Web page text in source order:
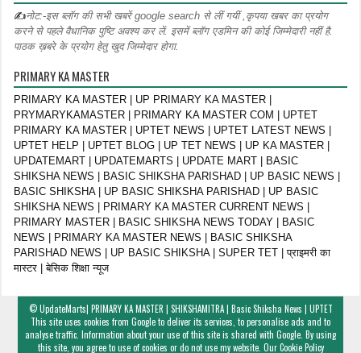
✍नोट:-इस ब्लॉग की सभी खबरें google search से लीं गयीं ,कृपया खबर का प्रयोग
करने से पहले वैधानिक पुष्टि अवश्य कर लें. इसमें ब्लॉग एडमिन की कोई जिम्मेदारी नहीं है.
पाठक ख़बरे के प्रयोग हेतु खुद जिम्मेदार होगा.
PRIMARY KA MASTER
PRIMARY KA MASTER | UP PRIMARY KA MASTER |
PRYMARYKAMASTER | PRIMARY KA MASTER COM | UPTET
PRIMARY KA MASTER | UPTET NEWS | UPTET LATEST NEWS |
UPTET HELP | UPTET BLOG | UP TET NEWS | UP KA MASTER |
UPDATEMART | UPDATEMARTS | UPDATE MART | BASIC
SHIKSHA NEWS | BASIC SHIKSHA PARISHAD | UP BASIC NEWS |
BASIC SHIKSHA | UP BASIC SHIKSHA PARISHAD | UP BASIC
SHIKSHA NEWS | PRIMARY KA MASTER CURRENT NEWS |
PRIMARY MASTER | BASIC SHIKSHA NEWS TODAY | BASIC
NEWS | PRIMARY KA MASTER NEWS | BASIC SHIKSHA
PARISHAD NEWS | UP BASIC SHIKSHA | SUPER TET | प्राइमरी का
मास्टर | बेसिक शिक्षा न्यूज
©UpdateMarts| PRIMARY KA MASTER | SHIKSHAMITRA | Basic Shiksha News | UPTET
This site uses cookies from Google to deliver its services, to personalise ads and to
analyse traffic. Information about your use of this site is shared with Google. By using
this site, you agree to use of cookies or do not use my website. OurCookie Policy